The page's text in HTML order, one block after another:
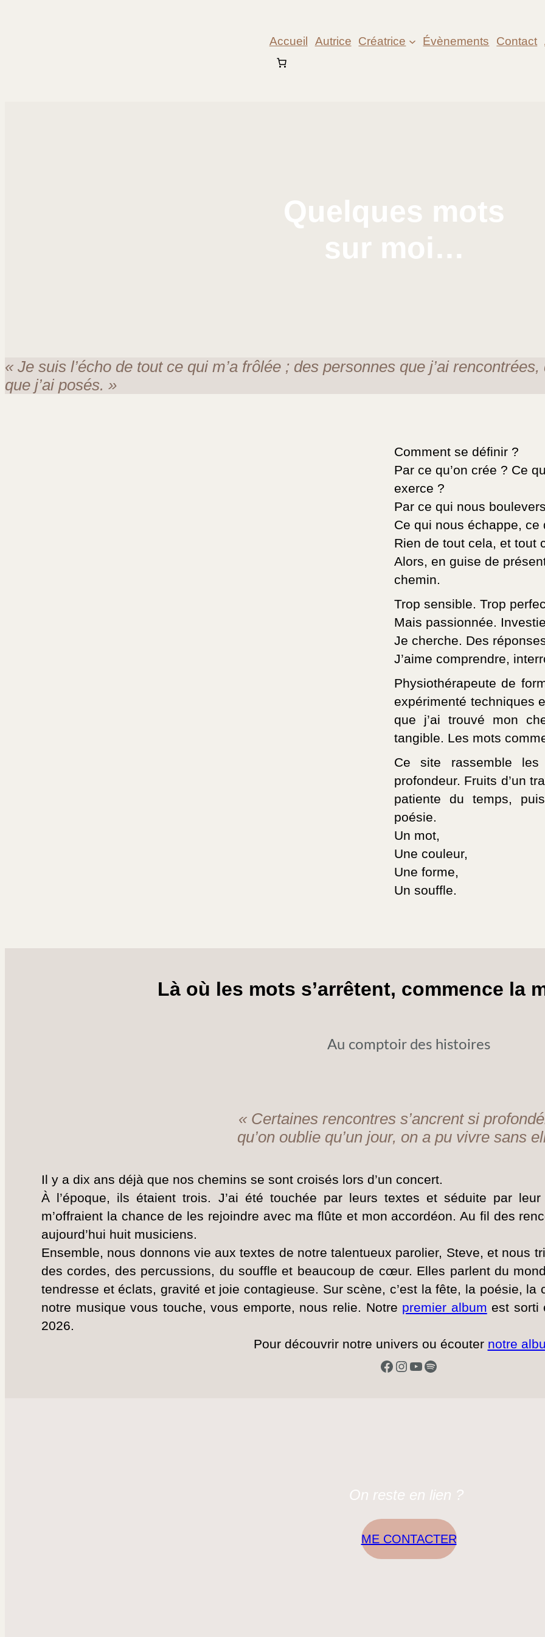
Accueil Autrice Créatrice Évènements Contact
Quelques mots
sur moi…
« Je suis l’écho de tout ce qui m’a frôlée ; des personnes que j’ai
que j’ai posés. »
Comment se définir ?
Par ce qu’on crée ? Ce
exerce ?
Par ce qui nous
Ce qui nous échappe, ce
Rien de tout cela, et tout
Alors, en guise de
chemin.
Trop sensible. Trop
Mais passionnée.
Je cherche. Des
J’aime comprendre,
Physiothérapeute de
expérimenté techniques
que j’ai trouvé mon
tangible. Les mots
Ce site rassemble les
profondeur. Fruits d’un
patiente du temps,
poésie.
Un mot,
Une couleur,
Une forme,
Un souffle.
Là où les mots s’arrêtent, commence la
Au comptoir des histoires
« Certaines rencontres s’ancrent si
qu’on oublie qu’un jour, on a pu vivre sans
Il y a dix ans déjà que nos chemins se sont croisés lors d’un concert.
À l’époque, ils étaient trois. J’ai été touchée par leurs textes et séduite par
m’offraient la chance de les rejoindre avec ma flûte et mon accordéon. Au fil des
aujourd’hui huit musiciens.
Ensemble, nous donnons vie aux textes de notre talentueux parolier, Steve, et nous
des cordes, des percussions, du souffle et beaucoup de cœur. Elles parlent du
tendresse et éclats, gravité et joie contagieuse. Sur scène, c’est la fête, la poésie,
notre musique vous touche, vous emporte, nous relie. Notre premier album est sorti
2026.
Pour découvrir notre univers ou écouter notre
Facebook Instagram YouTube Spotify
On reste en lien ?
ME CONTACTER